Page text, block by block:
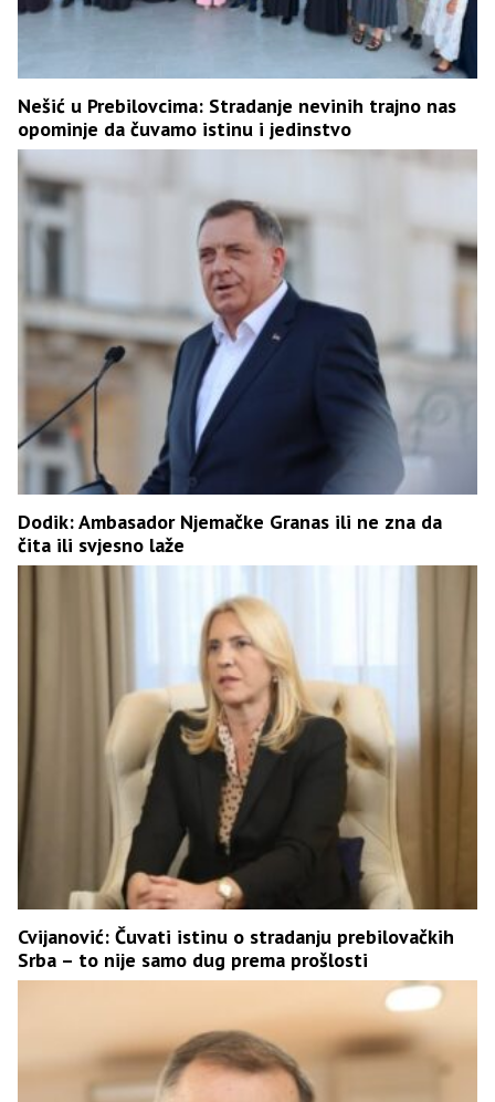
Nešić u Prebilovcima: Stradanje nevinih trajno nas
opominje da čuvamo istinu i jedinstvo
Dodik: Ambasador Njemačke Granas ili ne zna da
čita ili svjesno laže
Cvijanović: Čuvati istinu o stradanju prebilovačkih
Srba – to nije samo dug prema prošlosti